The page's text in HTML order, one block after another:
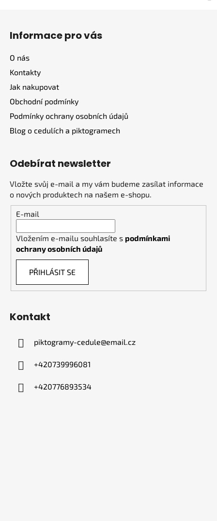
Informace pro vás
O nás
Kontakty
Jak nakupovat
Obchodní podmínky
Podmínky ochrany osobních údajů
Blog o cedulích a piktogramech
Odebírat newsletter
Vložte svůj e-mail a my vám budeme zasílat informace
o nových produktech na našem e-shopu.
E-mail
Vložením e-mailu souhlasíte s podmínkami
ochrany osobních údajů
PŘIHLÁSIT SE
Kontakt
piktogramy-cedule@email.cz
+420739996081
+420776893534